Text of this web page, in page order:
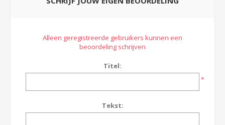
Alleen geregistreerde gebruikers kunnen een
beoordeling schrijven
Titel:
*
Tekst: